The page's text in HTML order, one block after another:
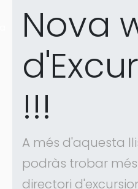
Nova
!!!
A més d'aquesta
podràs trobar
directori